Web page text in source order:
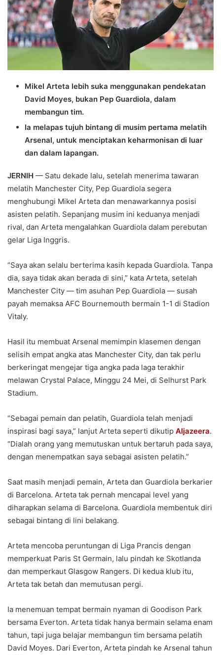
Mikel Arteta lebih suka menggunakan pendekatan
David Moyes, bukan Pep Guardiola, dalam
membangun tim.
Ia melapas tujuh bintang di musim pertama melatih
Arsenal, untuk menciptakan keharmonisan di luar
dan dalam lapangan.
JERNIH — Satu dekade lalu, setelah menerima tawaran
melatih Manchester City, Pep Guardiola segera
menghubungi Mikel Arteta dan menawarkannya posisi
asisten pelatih. Sepanjang musim ini keduanya menjadi
rival, dan Arteta mengalahkan Guardiola dalam perebutan
gelar Liga Inggris.
“Saya akan selalu berterima kasih kepada Guardiola. Tanpa
dia, saya tidak akan berada di sini,” kata Arteta, setelah
Manchester City — tim asuhan Pep Guardiola — susah
payah memaksa AFC Bournemouth bermain 1-1 di Stadion
Vitaly.
Hasil itu membuat Arsenal memimpin klasemen dengan
selisih empat angka atas Manchester City, dan tak perlu
berkeringat mengejar tiga angka pada laga terakhir
melawan Crystal Palace, Minggu 24 Mei, di Selhurst Park
Stadium.
“Sebagai pemain dan pelatih, Guardiola telah menjadi
inspirasi bagi saya,” lanjut Arteta seperti dikutip Aljazeera.
“Dialah orang yang memutuskan untuk bertaruh pada saya,
dengan menempatkan saya sebagai asisten pelatih.”
Saat masih menjadi pemain, Arteta dan Guardiola berkarier
di Barcelona. Arteta tak pernah mencapai level yang
diharapkan selama di Barcelona. Guardiola membentuk diri
sebagai bintang di lini belakang.
Arteta mencoba peruntungan di Liga Prancis dengan
memperkuat Paris St Germain, lalu pindah ke Skotlanda
dan memperkaut Glasgow Rangers. Di kedua klub itu,
Arteta tak betah dan memutusan pergi.
Ia menemuan tempat bermain nyaman di Goodison Park
bersama Everton. Arteta tidak hanya bermain selama enam
tahun, tapi juga belajar membangun tim bersama pelatih
David Moyes. Dari Everton, Arteta pindah ke Arsenal tahun